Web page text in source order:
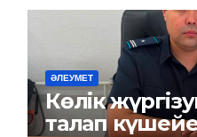
ӘЛЕУМЕТ
Көлік
талап